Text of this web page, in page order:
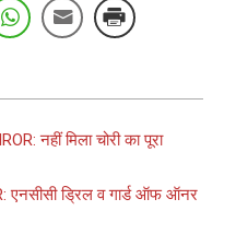
नहीं मिला चोरी का पूरा
एनसीसी ड्रिल व गार्ड ऑफ ऑनर